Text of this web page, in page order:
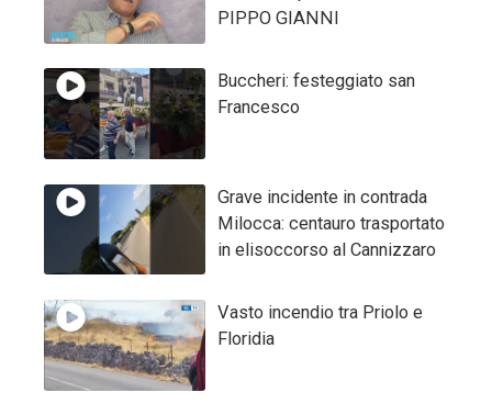
PIPPO GIANNI
Buccheri: festeggiato san
Francesco
Grave incidente in contrada
Milocca: centauro trasportato
in elisoccorso al Cannizzaro
Vasto incendio tra Priolo e
Floridia